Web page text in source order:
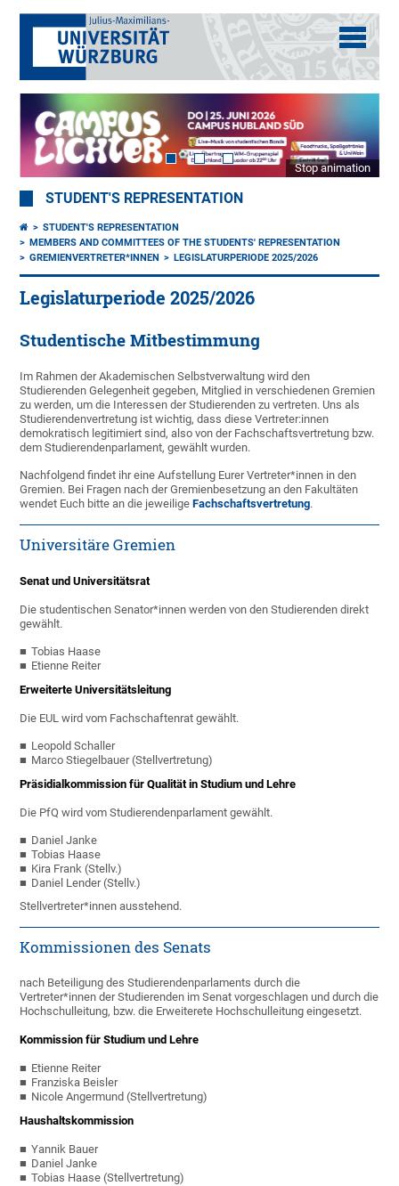
Stop animation
STUDENT'S REPRESENTATION
STUDENT'S REPRESENTATION
MEMBERS AND COMMITTEES OF THE STUDENTS' REPRESENTATION
GREMIENVERTRETER*INNEN
LEGISLATURPERIODE 2025/2026
Legislaturperiode 2025/2026
Studentische Mitbestimmung
Im Rahmen der Akademischen Selbstverwaltung wird den
Studierenden Gelegenheit gegeben, Mitglied in verschiedenen Gremien
zu werden, um die Interessen der Studierenden zu vertreten. Uns als
Studierendenvertretung ist wichtig, dass diese Vertreter:innen
demokratisch legitimiert sind, also von der Fachschaftsvertretung bzw.
dem Studierendenparlament, gewählt wurden.
Nachfolgend findet ihr eine Aufstellung Eurer Vertreter*innen in den
Gremien. Bei Fragen nach der Gremienbesetzung an den Fakultäten
wendet Euch bitte an die jeweiligeFachschaftsvertretung.
Universitäre Gremien
Senat und Universitätsrat
Die studentischen Senator*innen werden von den Studierenden direkt
gewählt.
Tobias Haase
Etienne Reiter
Erweiterte Universitätsleitung
Die EUL wird vom Fachschaftenrat gewählt.
Leopold Schaller
Marco Stiegelbauer (Stellvertretung)
Präsidialkommission für Qualität in Studium und Lehre
Die PfQ wird vom Studierendenparlament gewählt.
Daniel Janke
Tobias Haase
Kira Frank (Stellv.)
Daniel Lender (Stellv.)
Stellvertreter*innen ausstehend.
Kommissionen des Senats
nach Beteiligung des Studierendenparlaments durch die
Vertreter*innen der Studierenden im Senat vorgeschlagen und durch die
Hochschulleitung, bzw. die Erweiterete Hochschulleitung eingesetzt.
Kommission für Studium und Lehre
Etienne Reiter
Franziska Beisler
Nicole Angermund (Stellvertretung)
Haushaltskommission
Yannik Bauer
Daniel Janke
Tobias Haase (Stellvertretung)